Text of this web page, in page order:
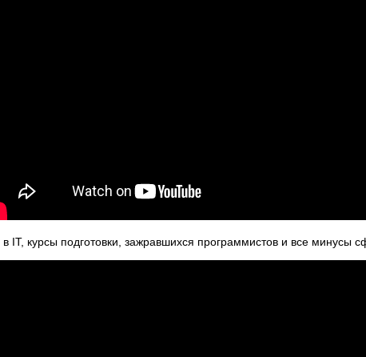
IT, курсы подготовки, зажравшихся программистов и все минусы